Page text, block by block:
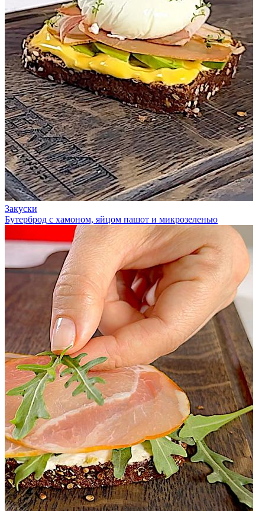
Закуски
Бутерброд с хамоном, яйцом пашот и микрозеленью